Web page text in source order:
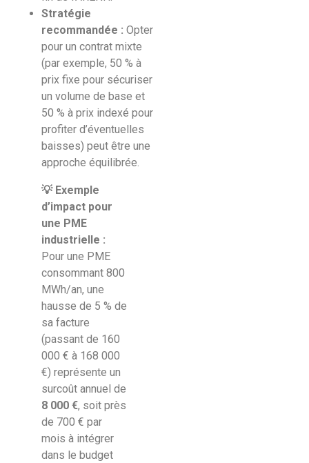
Stratégie
recommandée : Opter
pour un contrat mixte
(par exemple, 50 % à
prix fixe pour sécuriser
un volume de base et
50 % à prix indexé pour
profiter d’éventuelles
baisses) peut être une
approche équilibrée.
💡 Exemple
d’impact pour
une PME
industrielle :
Pour une PME
consommant 800
MWh/an, une
hausse de 5 % de
sa facture
(passant de 160
000 € à 168 000
€) représente un
surcoût annuel de
8 000 €, soit près
de 700 € par
mois à intégrer
dans le budget